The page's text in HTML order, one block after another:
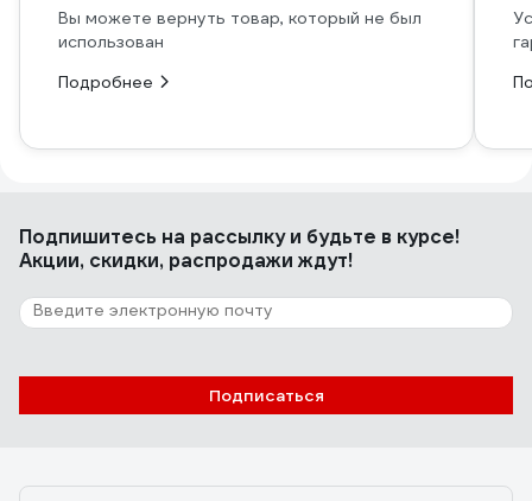
Вы можете вернуть товар, который не был
использован
Подробнее
Подпишитесь на рассылкуи будьте в курсе!
Акции, скидки, распродажи ждут!
Подписаться